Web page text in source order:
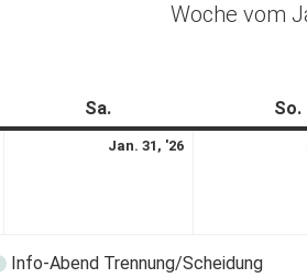
Woche vom
Sa. So.
Jan. 31, '26
Info-Abend Trennung/Scheidung